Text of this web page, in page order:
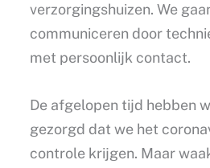
verzorgingshuizen. We
communiceren door
met persoonlijk contact.
De afgelopen tijd hebben
gezorgd dat we het
controle krijgen. Maar